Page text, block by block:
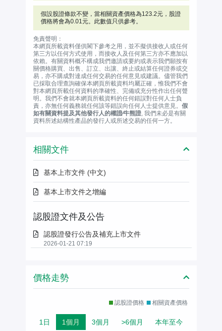
假設股證條款不變，當相關資產價格為123.2元，股證
價格將會為0.01元。此數值只供參考。
免責聲明：
本網頁所載資料僅供閣下參考之用，並不擬供接收人或任何
第三方以任何方式使用，而接收人及任何第三方亦不應加以
依賴。有關資料概不構成我們邀請或要約或表示我們願按有
關價格購買、出售、訂立、出讓、終止或結算任何證券或交
易，亦不購成對達成任何交易的任何意見或建議。儘管我們
已採取合理查詢確保本網頁所載資料均屬正確，惟我們不會
對本網頁所載任何資料的準確性、完備或充分性作出任何聲
明。我們不會就本網頁所載資料的任何錯誤對任何人士負
責，亦無任何義務就任何該等錯誤向任何人士提供意見。 假
如有關資料提及其他發行人的權證∕牛熊證, 我們未必是有關
資料所述結構性產品的發行人或所述交易的任何一方。
相關文件
基本上市文件 (中文)
基本上市文件之增編
認股證文件及公告
認股證發行公告及補充上市文件
2026-01-21 07:19
價格走勢
認股證價格 相關資產價格
1日 1個月 3個月 >6個月 本年至今